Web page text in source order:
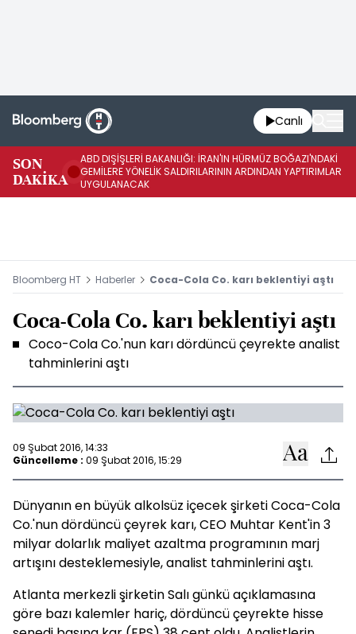
Canlı
SON
DAKİKA
ABD DIŞİŞLERİ BAKANLIĞI: İRAN'IN HÜRMÜZ BOĞAZI'NDAKİ
GEMİLERE YÖNELİK SALDIRILARININ ARDINDAN YAPTIRIMLAR
UYGULANACAK
Bloomberg HT Haberler Coca-Cola Co. karı beklentiyi aştı
Coca-Cola Co. karı beklentiyi aştı
Coco-Cola Co.'nun karı dördüncü çeyrekte analist
tahminlerini aştı
09 Şubat 2016, 14:33
Güncelleme : 09 Şubat 2016, 15:29
Dünyanın en büyük alkolsüz içecek şirketi Coca-Cola
Co.'nun dördüncü çeyrek karı, CEO Muhtar Kent'in 3
milyar dolarlık maliyet azaltma programının marj
artışını desteklemesiyle, analist tahminlerini aştı.
Atlanta merkezli şirketin Salı günkü açıklamasına
göre bazı kalemler hariç, dördüncü çeyrekte hisse